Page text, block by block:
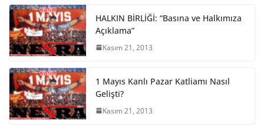
HALKIN BİRLİĞİ: “Basına ve Halkımıza
Açıklama”
Kasım 21, 2013
1 Mayıs Kanlı Pazar Katliamı Nasıl
Gelişti?
Kasım 21, 2013